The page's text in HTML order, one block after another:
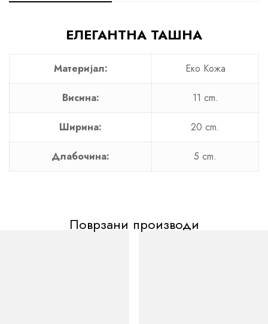
ЕЛЕГАНТНА ТАШНА
Материјал: Еко Кожа
Висина: 11 cm.
Ширина: 20 cm.
Длабочина: 5 cm.
Поврзани производи